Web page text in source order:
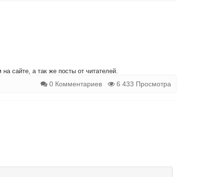
сайте, а так же посты от читателей.
0 Комментариев 6 433 Просмотра